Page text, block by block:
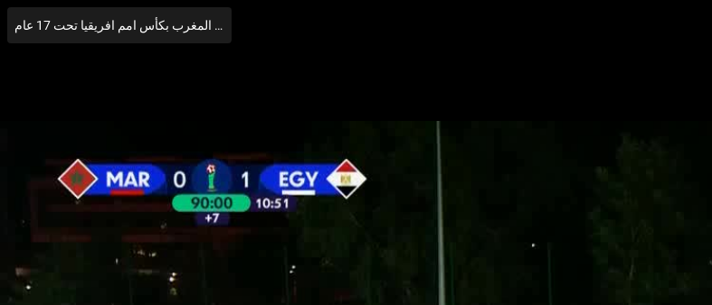
هدف مصر الثاني الرائع في مرمي المغرب بكأس امم افريقيا تحت 17 عام